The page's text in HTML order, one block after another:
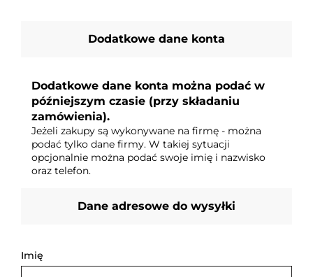
Dodatkowe dane konta
Dodatkowe dane konta można podać w
późniejszym czasie (przy składaniu
zamówienia).
Jeżeli zakupy są wykonywane na firmę - można
podać tylko dane firmy. W takiej sytuacji
opcjonalnie można podać swoje imię i nazwisko
oraz telefon.
Dane adresowe do wysyłki
Imię